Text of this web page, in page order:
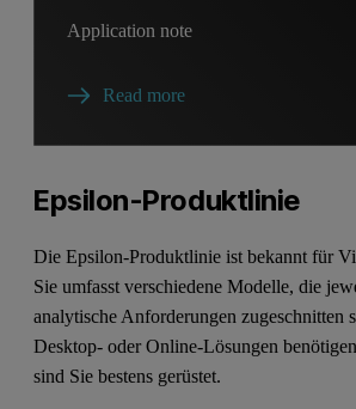
Application note
Read more
Epsilon-Produktlinie
Die Epsilon-Produktlinie ist bekannt für
Sie umfasst verschiedene Modelle, die
analytische Anforderungen zugeschnitten
Desktop- oder Online-Lösungen
sind Sie bestens gerüstet.